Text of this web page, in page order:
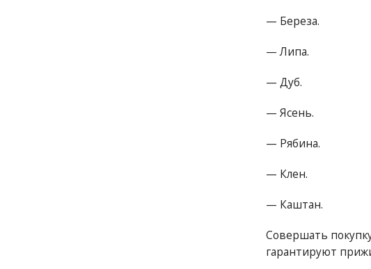
— Береза.
— Липа.
— Дуб.
— Ясень.
— Рябина.
— Клен.
— Каштан.
Совершать
гарантируют